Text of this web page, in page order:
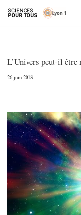
L’Univers peut-il être
26 juin 2018